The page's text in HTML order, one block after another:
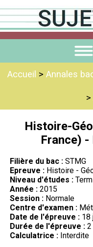
Accueil > Annales
>
Histoire-
France) -
Filière du bac : STMG
Epreuve : Histoire -
Niveau d'études :
Année : 2015
Session : Normale
Centre d'examen :
Date de l'épreuve : 18
Durée de l'épreuve : 2
Calculatrice : Interdite